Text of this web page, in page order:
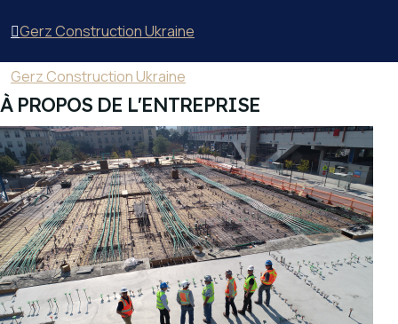
Gerz Construction Ukraine
Gerz Construction Ukraine
À PROPOS DE L'ENTREPRISE